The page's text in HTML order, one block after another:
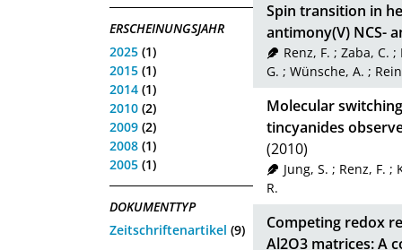
ERSCHEINUNGSJAHR
2025 (1)
2015 (1)
2014 (1)
2010 (2)
2009 (2)
2008 (1)
2005 (1)
DOKUMENTTYP
Zeitschriftenartikel (9)
Spin transition in
antimony(V) NCS-
Renz, F. ; Zaba, C. ;
G. ; Wünsche, A. ;
Molecular
tincyanides
(2010)
Jung, S. ; Renz, F. ;
R.
Competing redox
Al2O3 matrices: A